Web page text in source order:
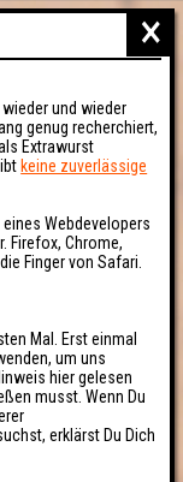
×
und wieder
genug recherchiert,
Extrawurst
keine zuverlässige
Webdevelopers
Firefox, Chrome,
Finger von Safari.
Mal. Erst einmal
um uns
hier gelesen
musst. Wenn Du
erklärst Du Dich